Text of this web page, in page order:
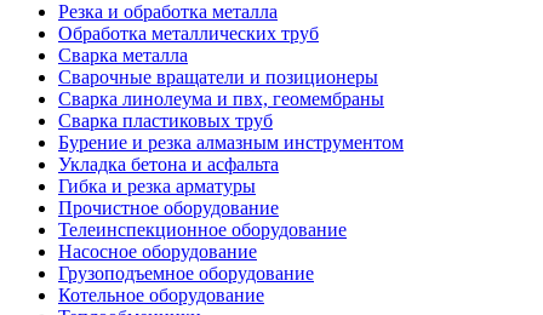
Резка и обработка металла
Обработка металлических труб
Сварка металла
Сварочные вращатели и позиционеры
Сварка линолеума и пвх, геомембраны
Сварка пластиковых труб
Бурение и резка алмазным инструментом
Укладка бетона и асфальта
Гибка и резка арматуры
Прочистное оборудование
Телеинспекционное оборудование
Насосное оборудование
Грузоподъемное оборудование
Котельное оборудование